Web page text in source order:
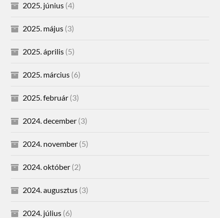
2025. június (4)
2025. május (3)
2025. április (5)
2025. március (6)
2025. február (3)
2024. december (3)
2024. november (5)
2024. október (2)
2024. augusztus (3)
2024. július (6)